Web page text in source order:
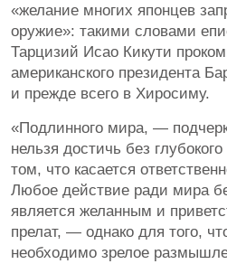
«желание многих японцев
оружие»: такими словами
Тарцизий Исао Кикути
американского президента
и прежде всего в Хиросиму.
«Подлинного мира, —
нельзя достичь без
том, что касается
Любое действие ради мира
является желанным и
прелат, — однако для того,
необходимо зрелое